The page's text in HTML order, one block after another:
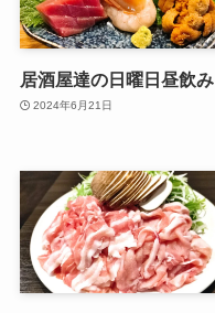
居酒屋達の日曜日昼飲み
2024年6月21日